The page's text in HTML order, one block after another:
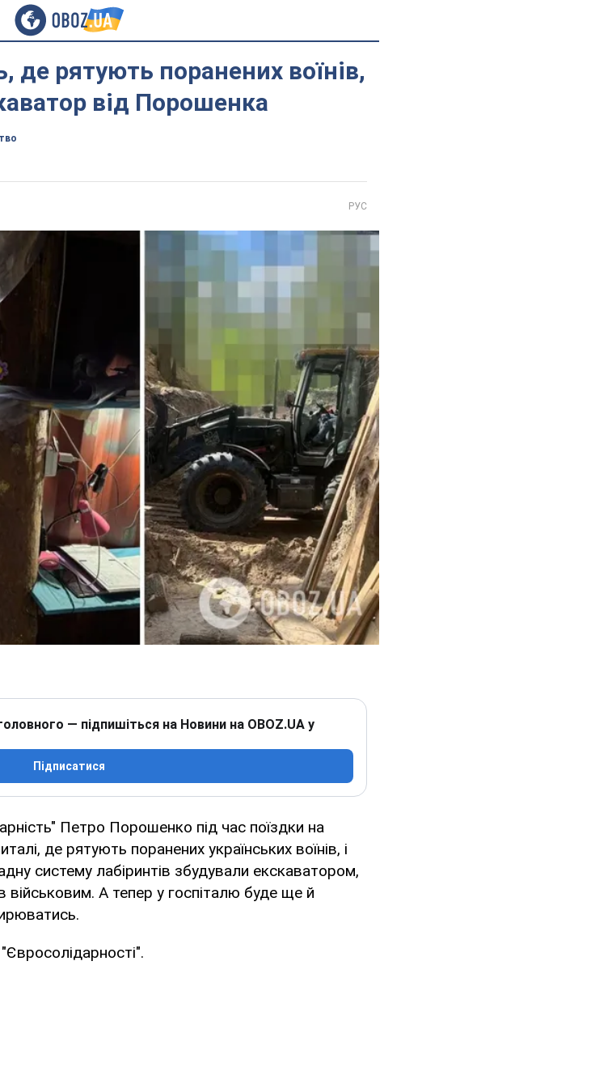
рятують поранених воїнів,
від Порошенка
РУС
— підпишіться на Новини на OBOZ.UA у
Підписатися
Петро Порошенко під час поїздки на
де рятують поранених українських воїнів, і
систему лабіринтів збудували екскаватором,
А тепер у госпіталю буде ще й